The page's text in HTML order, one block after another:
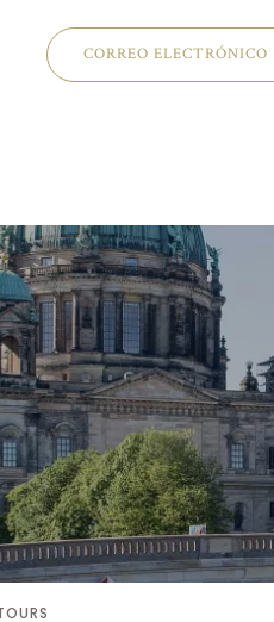
CORREO ELECTRÓNICO